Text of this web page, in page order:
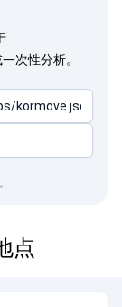
次性分析。
。
点